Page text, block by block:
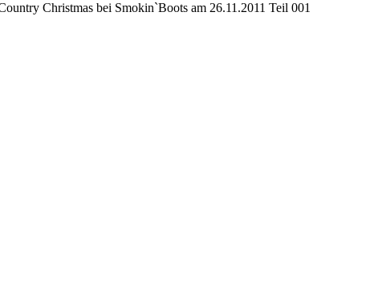
Christmas bei Smokin`Boots am 26.11.2011 Teil 001